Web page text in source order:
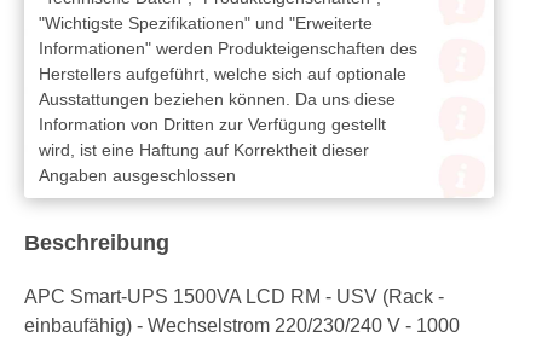
"Wichtigste Spezifikationen" und "Erweiterte
Informationen" werden Produkteigenschaften des
Herstellers aufgeführt, welche sich auf optionale
Ausstattungen beziehen können. Da uns diese
Information von Dritten zur Verfügung gestellt
wird, ist eine Haftung auf Korrektheit dieser
Angaben ausgeschlossen
Beschreibung
APC Smart-UPS 1500VA LCD RM - USV (Rack -
einbaufähig) - Wechselstrom 220/230/240 V - 1000